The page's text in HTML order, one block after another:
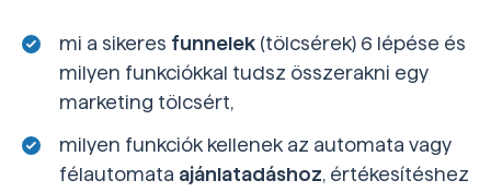
mi a sikeres funnelek (tölcsérek) 6 lépése és
milyen funkciókkal tudsz összerakni egy
marketing tölcsért,
milyen funkciók kellenek az automata vagy
félautomata ajánlatadáshoz, értékesítéshez